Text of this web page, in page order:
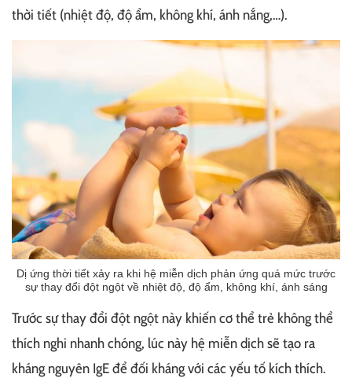
thời tiết (nhiệt độ, độ ẩm, không khí, ánh nắng,…).
Dị ứng thời tiết xảy ra khi hệ miễn dịch phản ứng quá mức trước
sự thay đổi đột ngột về nhiệt độ, độ ẩm, không khí, ánh sáng
Trước sự thay đổi đột ngột này khiến cơ thể trẻ không thể
thích nghi nhanh chóng, lúc này hệ miễn dịch sẽ tạo ra
kháng nguyên IgE để đối kháng với các yếu tố kích thích.